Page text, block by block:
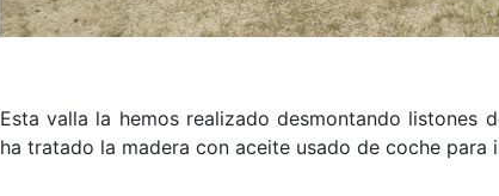
Esta valla la hemos realizado desmontando listones
ha tratado la madera con aceite usado de coche